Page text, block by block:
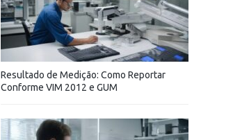
Resultado de Medição: Como Reportar
Conforme VIM 2012 e GUM